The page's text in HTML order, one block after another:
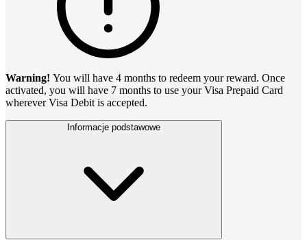
Warning! You will have 4 months to redeem your reward. Once
activated, you will have 7 months to use your Visa Prepaid Card
wherever Visa Debit is accepted.
Informacje podstawowe